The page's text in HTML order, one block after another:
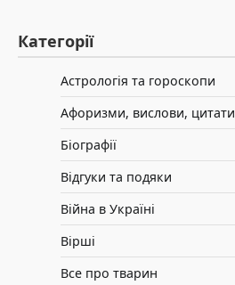
Категорії
Астрологія та гороскопи
Афоризми, вислови, цитати
Біографії
Відгуки та подяки
Війна в Україні
Вірші
Все про тварин